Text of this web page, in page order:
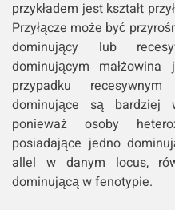
przykładem jest kształt
Przyłącze może być
dominujący lub
dominującym
przypadku
dominujące są bardziej
ponieważ osoby
posiadające jedno
allel w danym locus,
dominującą w fenotypie.